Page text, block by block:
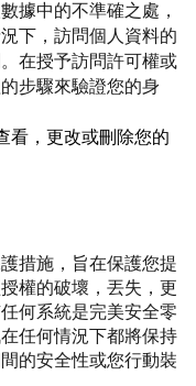
據中的不準確之處，
下，訪問個人資料的
在授予訪問許可權或
步驟來驗證您的身
看，更改或刪除您的
措施，旨在保護您提
權的破壞，丟失，更
何系統是完美安全零
任何情況下都將保持
的安全性或您行動裝